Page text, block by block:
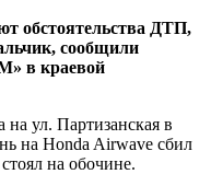
обстоятельства ДТП,
сообщили
в краевой
на ул. Партизанская в
на Honda Airwave сбил
на обочине.